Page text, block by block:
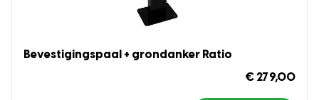
Bevestigingspaal + grondanker Ratio
€ 279,00